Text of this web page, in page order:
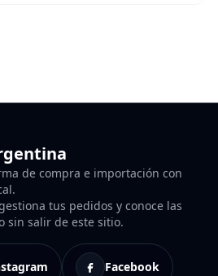
de compra e importación con
tus pedidos y conoce las
sin salir de este sitio.
Facebook